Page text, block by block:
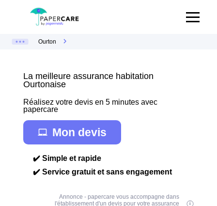
Ourton
La meilleure assurance habitation
Ourtonaise
Réalisez votre devis en 5 minutes avec
papercare
Mon devis
✔️ Simple et rapide
✔️ Service gratuit et sans engagement
Annonce - papercare vous accompagne dans
l'établissement d'un devis pour votre assurance